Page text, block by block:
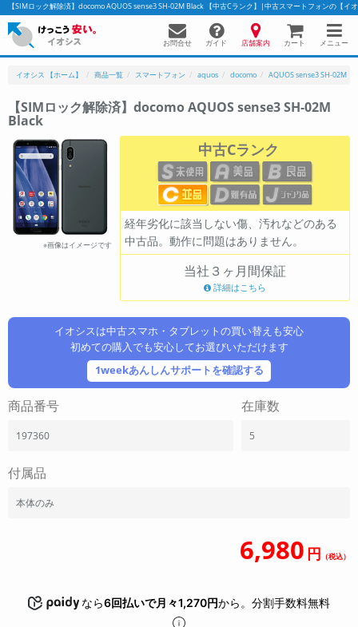
【SIMロック解除済】docomo AQUOS sense3 SH-02M Black 【中古Cランク】|中古スマートフォンの【イ
お問合せ ガイド 店舗案内 カート メニュー
イオシス 【ホーム】 商品一覧 スマートフォン aquos docomo AQUOS sense3 SH-02M
【SIMロック解除済】docomo AQUOS sense3 SH-02M
Black
※画像はイメージです
中古Cランク
経年劣化に該当しない傷、汚れなどのある
中古品。動作に問題はありません。
当社３ヶ月間保証
詳細はこちら
イオシスは中古スマホ・タブレットの買い替えも安心
初めての購入でも安心してお選びいただけます
1weekあんしんサポートを確認する
商品番号
197360
在庫数
5
付属品
本体のみ
6,980円 （税込）
なら6回払いで月々1,270円から。分割手数料無料
フリーワード
除外ワード
人気の検索ワード：Let's note EliteBookMacBook
「スマートフォン」「タブレット」など
シリーズ
商品シリーズ名・ブランド名の絞り込み。
「iPhone」「Xperia」「Galaxy」など
メーカー
製造、販売メーカーの絞り込み
「5G対応」「防水」「ワンセグ」など
ドライブ
CPU